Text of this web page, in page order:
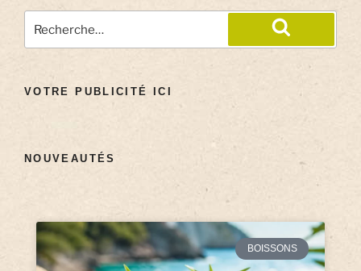
VOTRE PUBLICITÉ ICI
NOUVEAUTÉS
BOISSONS